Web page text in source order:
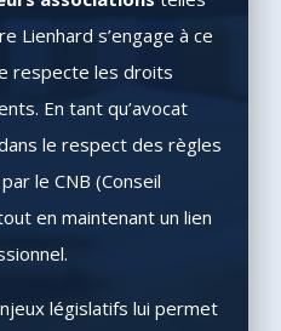
Lienhard s’engage à ce
respecte les droits
En tant qu’avocat
le respect des règles
le CNB (Conseil
en maintenant un lien
législatifs lui permet